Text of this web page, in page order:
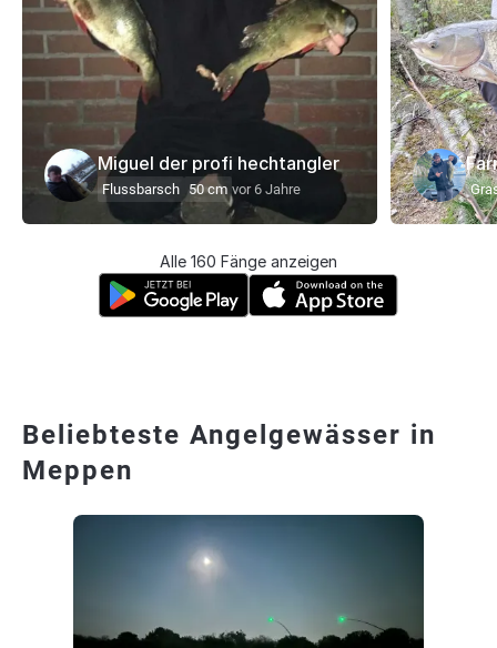
Miguel der profi hechtangler
Flussbarsch 50 cm vor 6 Jahre
Alle 160 Fänge anzeigen
Beliebteste Angelgewässer in
Meppen